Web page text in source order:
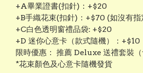
+A畢業證書(扣針)：+$20
+B手織花束(扣針)：+$70 (如沒有指
+C白色透明窗禮品袋: +$20
+D 迷你心意卡（款式隨機）：+$10
限時優惠： 推薦 Deluxe 送禮套裝
*花束顏色及心意卡隨機發貨